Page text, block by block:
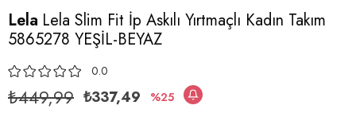
Lela Lela Slim Fit İp Askılı Yırtmaçlı Kadın Takım
5865278 YEŞİL-BEYAZ
0.0
₺449,99 ₺337,49 25